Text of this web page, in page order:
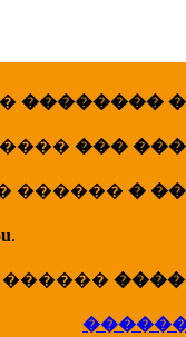
��������
���
������ �
.